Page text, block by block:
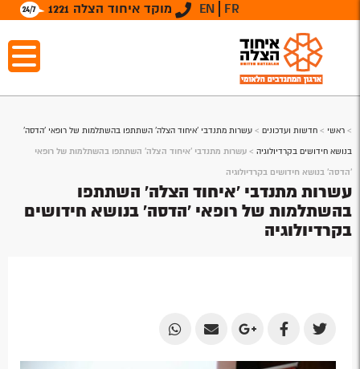
מוקד איחוד הצלה 1221 EN FR
> ראשי > חדשות ועדכונים > עשרות מתנדבי 'איחוד הצלה' השתתפו בהשתלמות של רופאי 'הדסה'
בנושא חידושים בקרדיולוגיה > עשרות מתנדבי 'איחוד הצלה' השתתפו בהשתלמות של רופאי
'הדסה' בנושא חידושים בקרדיולוגיה
עשרות מתנדבי 'איחוד הצלה' השתתפו
בהשתלמות של רופאי 'הדסה' בנושא חידושים
בקרדיולוגיה
Share
on
Share
on
Share
on
Share
Share